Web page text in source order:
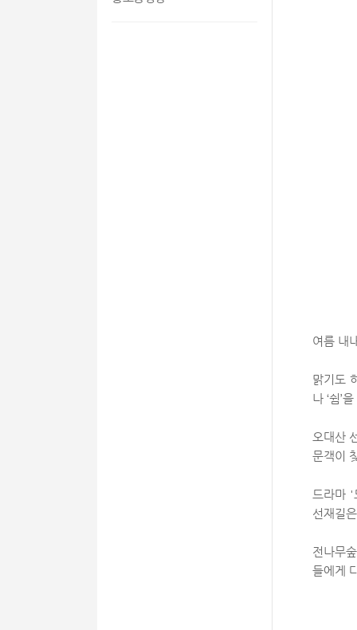
여름 내
맑기도
나 ‘쉼’
오대산
문객이
드라마 '
선재길
전나무
들에게